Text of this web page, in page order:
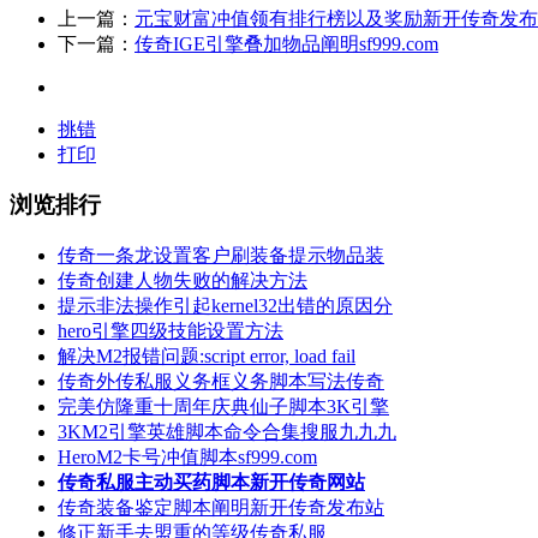
上一篇： 元宝财富冲值领有排行榜以及奖励新开传奇发
下一篇： 传奇IGE引擎叠加物品阐明sf999.com
挑错
打印
浏览排行
传奇一条龙设置客户刷装备提示物品装
传奇创建人物失败的解决方法
提示非法操作引起kernel32出错的原因分
hero引擎四级技能设置方法
解决M2报错问题:script error, load fail
传奇外传私服义务框义务脚本写法传奇
完美仿隆重十周年庆典仙子脚本3K引擎
3KM2引擎英雄脚本命令合集搜服九九九
HeroM2卡号冲值脚本sf999.com
传奇私服主动买药脚本新开传奇网站
传奇装备鉴定脚本阐明新开传奇发布站
修正新手去盟重的等级传奇私服